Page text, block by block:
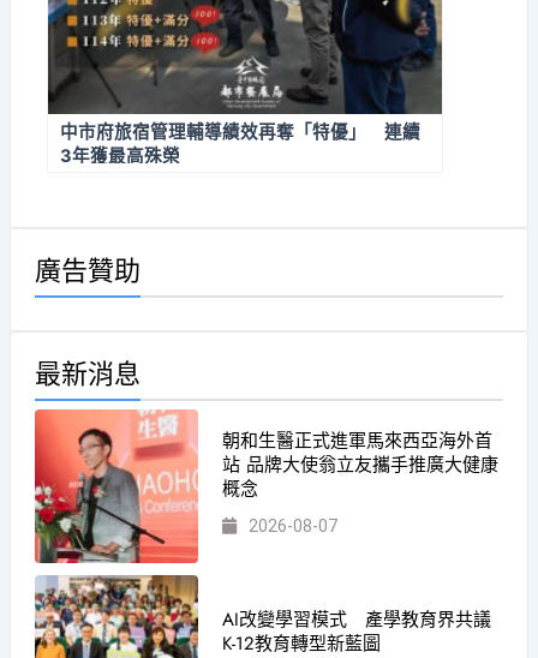
中市府旅宿管理輔導績效再奪「特優」 連續
3年獲最高殊榮
廣告贊助
最新消息
朝和生醫正式進軍馬來西亞海外首
站 品牌大使翁立友攜手推廣大健康
概念
2026-08-07
AI改變學習模式 產學教育界共議
K-12教育轉型新藍圖